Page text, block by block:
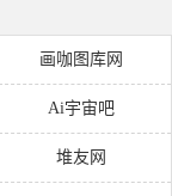
画咖图库网
Ai宇宙吧
堆友网